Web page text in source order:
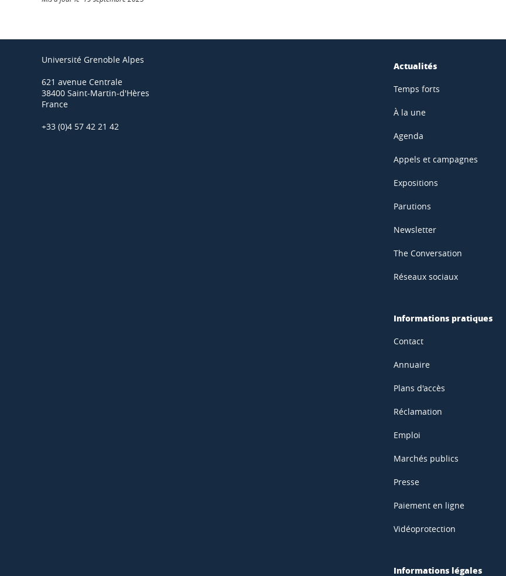
Université Grenoble Alpes
621 avenue Centrale
38400 Saint-Martin-d'Hères
France
+33 (0)4 57 42 21 42
Actualités
Temps forts
À la une
Agenda
Appels et campagnes
Expositions
Parutions
Newsletter
The Conversation
Réseaux sociaux
Informations pratiques
Contact
Annuaire
Plans d'accès
Réclamation
Emploi
Marchés publics
Presse
Paiement en ligne
Vidéoprotection
Informations légales